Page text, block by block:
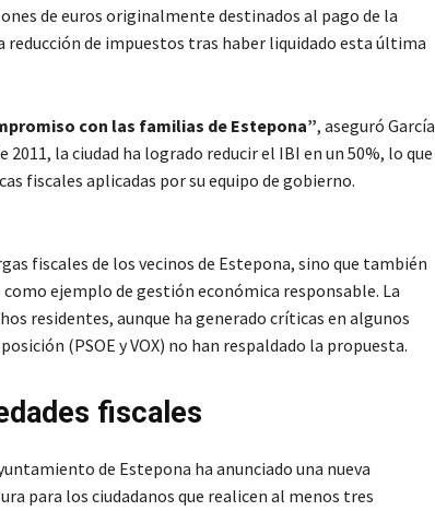
de euros originalmente destinados al pago de la
reducción de impuestos tras haber liquidado esta última
con las familias de Estepona”, aseguró García
2011, la ciudad ha logrado reducir el IBI en un 50%, lo que
fiscales aplicadas por su equipo de gobierno.
fiscales de los vecinos de Estepona, sino que también
ejemplo de gestión económica responsable. La
residentes, aunque ha generado críticas en algunos
(PSOE y VOX) no han respaldado la propuesta.
fiscales
de Estepona ha anunciado una nueva
para los ciudadanos que realicen al menos tres